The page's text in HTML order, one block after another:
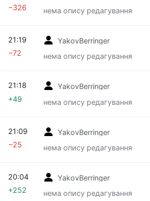
нема опису редагування
−326
YakovBerringer
нема опису редагування
21:19
−72
YakovBerringer
нема опису редагування
21:18
+49
YakovBerringer
нема опису редагування
21:09
−25
YakovBerringer
нема опису редагування
20:04
+252